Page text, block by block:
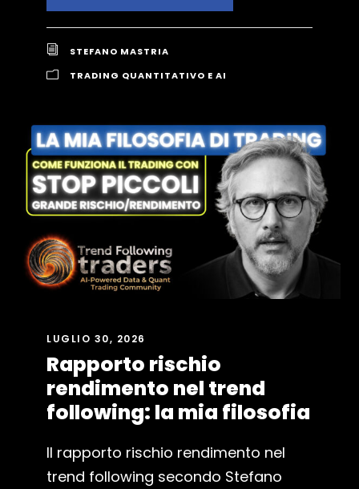
STEFANO MASTRIA
TRADING QUANTITATIVO E AI
LUGLIO 30, 2026
Rapporto rischio
rendimento nel trend
following: la mia filosofia
Il rapporto rischio rendimento nel
trend following secondo Stefano